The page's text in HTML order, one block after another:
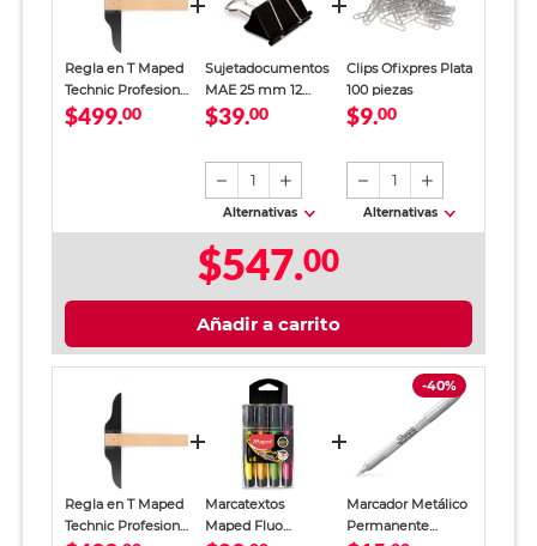
Regla en T Maped
Technic Profesional
Madera 75 cm
$499.00
Sujetadocumentos
MAE 25 mm 12
piezas Negro
$39.00
1
Alternativas
Clips Ofixpres Plata
100 piezas
$9.00
1
Alternativas
$547.00
Añadir a carrito
Regla en T Maped
Technic Profesional
Marcatextos
Maped Fluo
-40%
Marcador Metálico
Permanente